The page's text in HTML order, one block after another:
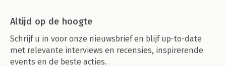
Altijd op de hoogte
Schrijf u in voor onze nieuwsbrief en blijf up-to-date
met relevante interviews en recensies, inspirerende
events en de beste acties.